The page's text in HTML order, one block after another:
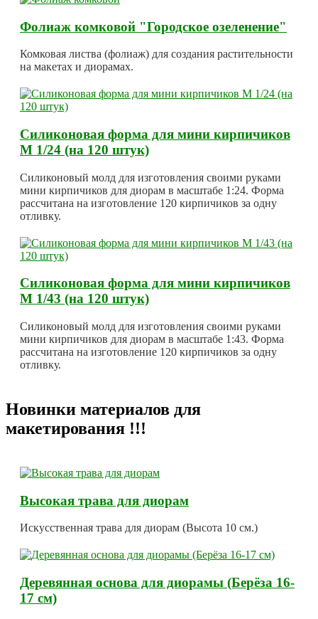
Фолиаж комковой "Городское озеленение"
Комковая листва (фолиаж) для создания растительности
на макетах и диорамах.
Силиконовая форма для мини кирпичиков
М 1/24 (на 120 штук)
Силиконовый молд для изготовления своими руками
мини кирпичиков для диорам в масштабе 1:24. Форма
рассчитана на изготовление 120 кирпичиков за одну
отливку.
Силиконовая форма для мини кирпичиков
М 1/43 (на 120 штук)
Силиконовый молд для изготовления своими руками
мини кирпичиков для диорам в масштабе 1:43. Форма
рассчитана на изготовление 120 кирпичиков за одну
отливку.
Новинки материалов для
макетирования !!!
Высокая трава для диорам
Искусственная трава для диорам (Высота 10 см.)
Деревянная основа для диорамы (Берёза 16-
17 см)